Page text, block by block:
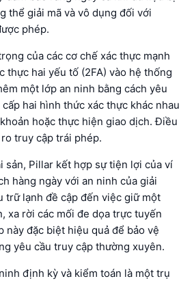
thể giải mã và vô dụng đối với
phép.
của các cơ chế xác thực mạnh
thực hai yếu tố (2FA) vào hệ thống
một lớp an ninh bằng cách yêu
hai hình thức xác thực khác nhau
hoặc thực hiện giao dịch. Điều
truy cập trái phép.
Pillar kết hợp sự tiện lợi của ví
hàng ngày với an ninh của giải
trữ lạnh đề cập đến việc giữ một
xa rời các mối đe dọa trực tuyến
này đặc biệt hiệu quả để bảo vệ
yêu cầu truy cập thường xuyên.
định kỳ và kiểm toán là một trụ